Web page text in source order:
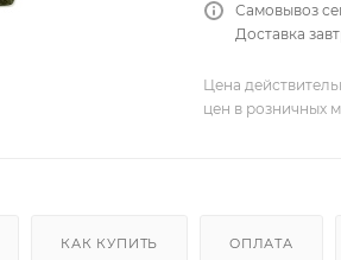
Самовывоз
Доставка
Цена
цен в розничных
КАК КУПИТЬ ОПЛАТА